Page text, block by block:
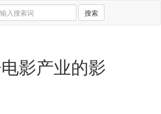
搜索
影产业的影